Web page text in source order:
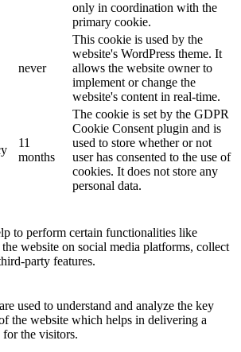
only in coordination with the
primary cookie.
never
This cookie is used by the
website's WordPress theme. It
allows the website owner to
implement or change the
website's content in real-time.
11
months
The cookie is set by the GDPR
Cookie Consent plugin and is
used to store whether or not
user has consented to the use of
cookies. It does not store any
personal data.
to perform certain functionalities like
website on social media platforms, collect
party features.
used to understand and analyze the key
the website which helps in delivering a
for the visitors.